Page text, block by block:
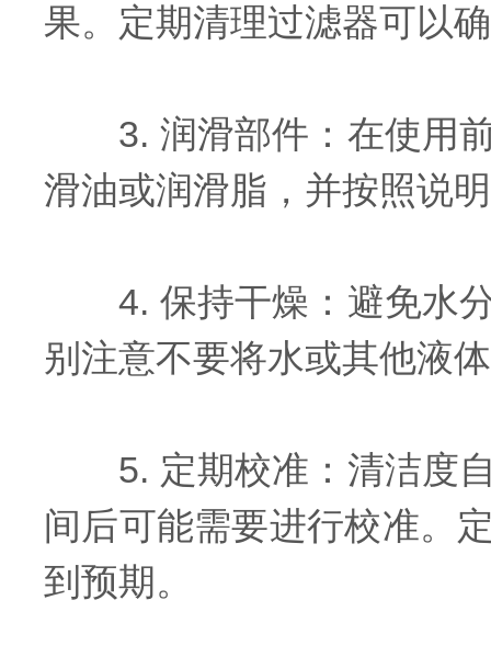
果。定期清理过滤器可以
3. 润滑部件：在使用前
滑油或润滑脂，并按照说
4. 保持干燥：避免水分
别注意不要将水或其他液
5. 定期校准：清洁度自
间后可能需要进行校准。
到预期。